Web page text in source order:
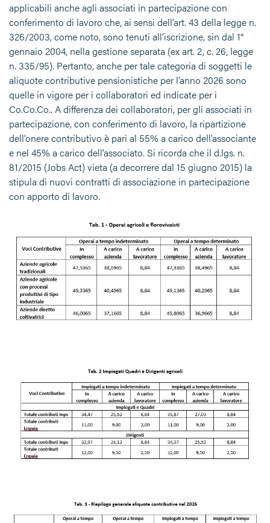
applicabili anche agli associati in partecipazione con
conferimento di lavoro che, ai sensi dell’art. 43 della legge n.
326/2003, come noto, sono tenuti all’iscrizione, sin dal 1°
gennaio 2004, nella gestione separata (ex art. 2, c. 26, legge
n. 335/95). Pertanto, anche per tale categoria di soggetti le
aliquote contributive pensionistiche per l’anno 2026 sono
quelle in vigore per i collaboratori ed indicate per i
Co.Co.Co.. A differenza dei collaboratori, per gli associati in
partecipazione, con conferimento di lavoro, la ripartizione
dell’onere contributivo è pari al 55% a carico dell’associante
e nel 45% a carico dell’associato. Si ricorda che il d.lgs. n.
81/2015 (Jobs Act) vieta (a decorrere dal 15 giugno 2015) la
stipula di nuovi contratti di associazione in partecipazione
con apporto di lavoro.